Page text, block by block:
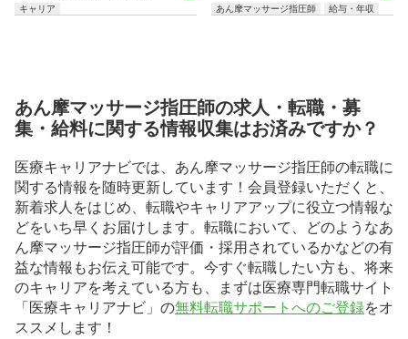
キャリア
あん摩マッサージ指圧師 給与・年収
あん摩マッサージ指圧師の求人・転職・募
集・給料に関する情報収集はお済みですか？
医療キャリアナビでは、あん摩マッサージ指圧師の転職に
関する情報を随時更新しています！会員登録いただくと、
新着求人をはじめ、転職やキャリアアップに役立つ情報な
どをいち早くお届けします。転職において、どのようなあ
ん摩マッサージ指圧師が評価・採用されているかなどの有
益な情報もお伝え可能です。今すぐ転職したい方も、将来
のキャリアを考えている方も、まずは医療専門転職サイト
「医療キャリアナビ」の無料転職サポートへのご登録をオ
ススメします！